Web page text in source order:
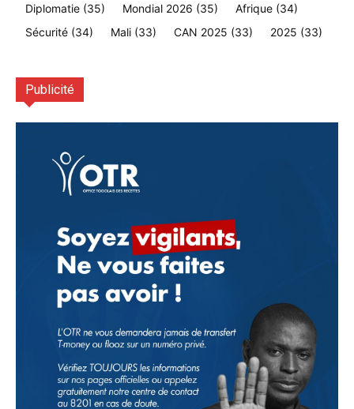
Diplomatie (35) Mondial 2026 (35) Afrique (34)
Sécurité (34) Mali (33) CAN 2025 (33) 2025 (33)
Publicité